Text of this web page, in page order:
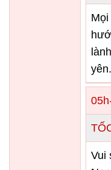
yên.
Vui